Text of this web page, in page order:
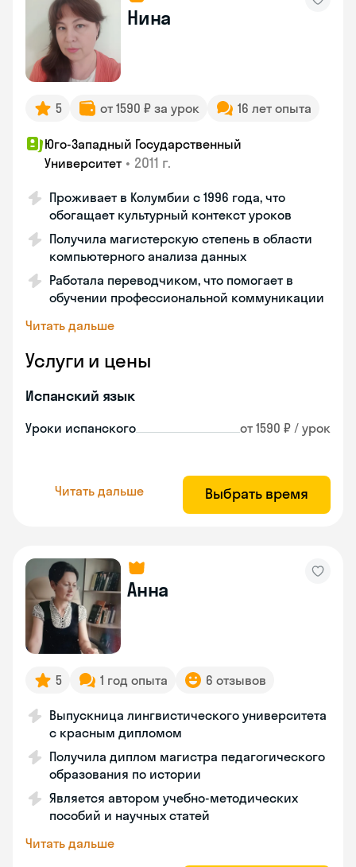
Нина
5 от 1590 ₽ за урок 16 лет опыта
Юго-Западный Государственный
Университет • 2011 г.
Проживает в Колумбии с 1996 года, что
обогащает культурный контекст уроков
Получила магистерскую степень в области
компьютерного анализа данных
Работала переводчиком, что помогает в
обучении профессиональной коммуникации
Читать дальше
Услуги и цены
Испанский язык
Уроки испанского от 1590 ₽ / урок
Читать дальше Выбрать время
Анна
5 1 год опыта 6 отзывов
Выпускница лингвистического университета
с красным дипломом
Получила диплом магистра педагогического
образования по истории
Является автором учебно-методических
пособий и научных статей
Читать дальше